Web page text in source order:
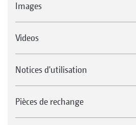
Images
Videos
Notices d'utilisation
Pièces de rechange